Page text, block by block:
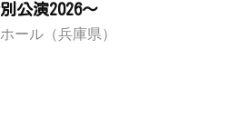
公演2026～
ール（兵庫県）